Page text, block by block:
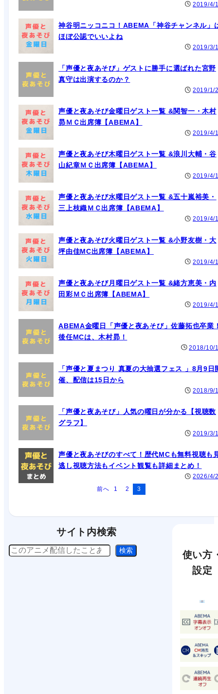
2019/4/
神谷明ニッコニコ！ABEMA「神谷チャンネル」
ほぼ公認でいいよね
2019/3/
「声優と夜あそび」ゲストに勝手に選ばれた宮野
真守は出演するのか？
2019/1/
声優と夜あそび金曜日ゲスト一覧 &関智一・木村
昴ＭＣ出席簿【ABEMA】
2019/4/
声優と夜あそび木曜日ゲスト一覧 &浪川大輔・谷
山紀章ＭＣ出席簿【ABEMA】
2019/4/
声優と夜あそび水曜日ゲスト一覧 &五十嵐裕美・
三上枝織ＭＣ出席簿【ABEMA】
2019/4/
声優と夜あそび火曜日ゲスト一覧 &小野友樹・大
坪由佳MC出席簿【ABEMA】
2019/4/
声優と夜あそび月曜日ゲスト一覧 &緒方恵美・内
田彩ＭＣ出席簿【ABEMA】
2019/4/
ABEMA金曜日「声優と夜あそび」佐藤拓也卒業
後任MCは、木村昴！
2018/10/
「声優と夏まつり 真夏の大抽選フェス 」8月9日
催、配信は15日から
2018/9/
「声優と夜あそび」人気の曜日が分かる【視聴数
グラフ】
2019/3/
声優と夜あそびのすべて！歴代MCも無料視聴も
逃し視聴方法もイベント観覧も詳細まとめ！
2026/4/
前へ
1 2 3
サイト内検索
検
検索
使い方
設定